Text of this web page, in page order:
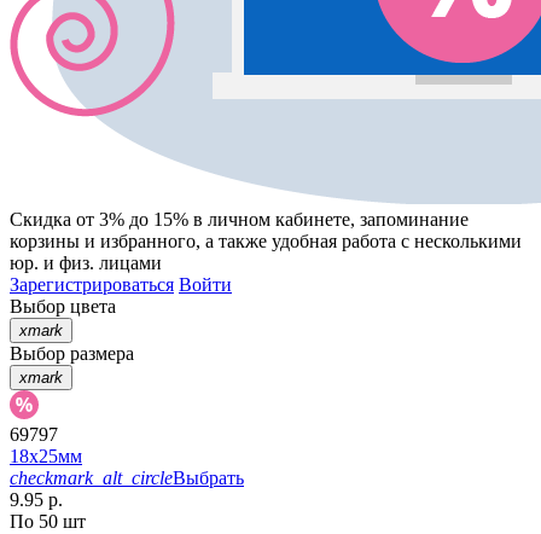
Скидка от 3% до 15% в личном кабинете, запоминание
корзины и избранного, а также удобная работа с несколькими
юр. и физ. лицами
Зарегистрироваться Войти
Выбор цвета
xmark
Выбор размера
xmark
69797
18х25мм
checkmark_alt_circleВыбрать
9.95 р.
По 50 шт